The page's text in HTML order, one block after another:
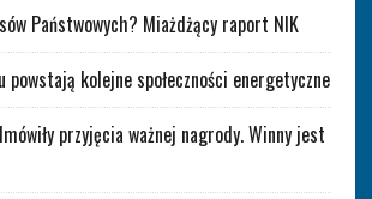
Państwowych? Miażdżący raport NIK
powstają kolejne społeczności energetyczne
przyjęcia ważnej nagrody. Winny jest